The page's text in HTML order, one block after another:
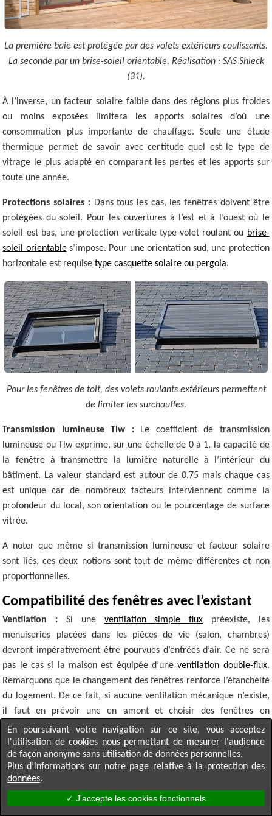
La première baie est protégée par des volets extérieurs coulissants.
La seconde par un brise-soleil orientable. Réalisation : SAS Shleck
(31).
À l’inverse, un facteur solaire faible dans des régions plus froides
ou moins exposées limitera les apports solaires d’où une
consommation plus importante de chauffage. Seule une étude
thermique permet de savoir avec certitude quel est le type de
vitrage le plus adapté en comparant les pertes et les apports sur
toute une année.
Protections solaires :Dans tous les cas, les fenêtres doivent être
protégées du soleil. Pour les ouvertures à l’est et à l’ouest où le
soleil est bas, une protection verticale type volet roulant ou brise-
soleil orientables’impose. Pour une orientation sud, une protection
horizontale est requisetype casquette solaire ou pergola.
Pour les fenêtres de toit, des volets roulants extérieurs permettent
de limiter les surchauffes.
Transmission lumineuse Tlw :Le coefficient de transmission
lumineuse ou Tlw exprime, sur une échelle de 0 à 1, la capacité de
la fenêtre à transmettre la lumière naturelle à l’intérieur du
bâtiment. La valeur standard est autour de 0.75 mais chaque cas
est unique car de nombreux facteurs interviennent comme la
profondeur du local, son orientation ou le pourcentage de surface
vitrée.
A noter que même si transmission lumineuse et facteur solaire
sont liés, ces deux notions sont tout de même différentes et non
proportionnelles.
Compatibilité des fenêtres avec l’existant
Ventilation : Si une ventilation simple flux préexiste, les
menuiseries placées dans les pièces de vie (salon, chambres)
devront impérativement être pourvues d’entrées d’air. Ce ne sera
pas le cas si la maison est équipée d’uneventilation double-flux.
Remarquons que le changement des fenêtres renforce l’étanchéité
du logement. De ce fait, si aucune ventilation mécanique n’existe,
il faut en prévoir une en amont et choisir des fenêtres en
conséquence.
↑
En poursuivant votre navigation sur ce site, vous acceptez
l'utilisation de cookies nous permettant de mesurer l'audience
de façon anonyme sans utilisation de données personnelles.
Plus d’informations sur notre page relative à
la protection des
données.
✓ J'accepte les cookies fonctionnels